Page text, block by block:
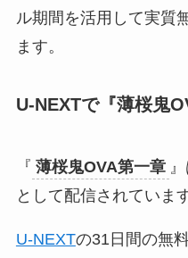
ル期間を活用して実質
ます。
U-NEXTで『薄桜鬼
『 薄桜鬼OVA第一章
として配信されています
U-NEXTの31日間の無